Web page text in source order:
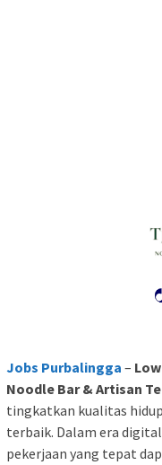
Jobs Purbalingga –
Noodle Bar & Artisan
tingkatkan kualitas
terbaik. Dalam era
pekerjaan yang tepat